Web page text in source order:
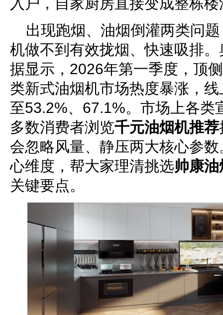
出现跑烟、油烟倒灌两类问
机做不到有效拢烟、快速吸排
据显示，2026年第一季度，顶
类新式油烟机市场热度暴涨，
至53.2%、67.1%。市场上各类
多数消费者浏览千元油烟机推荐
会忽略风量、静压两大核心参
心维度，帮大家理清挑选帅康
关键要点。